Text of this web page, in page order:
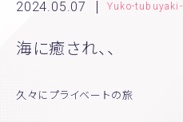
生命保険・損害保険
2024.05.07 Yuko-tubuyaki-
海に癒され、、
久々にプライベートの旅